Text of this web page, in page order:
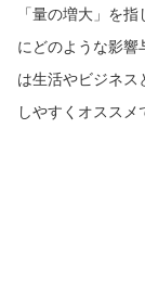
「量の増大」を
にどのような影響
は生活やビジネス
しやすくオススメ